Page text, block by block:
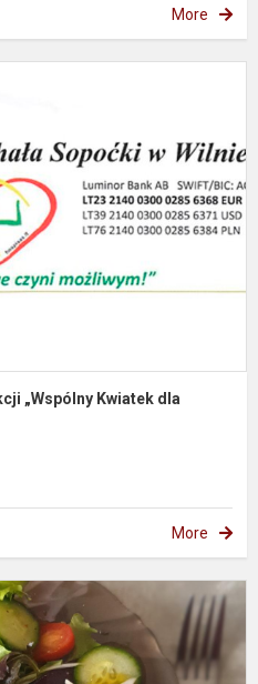
More
„Wspólny Kwiatek dla
More